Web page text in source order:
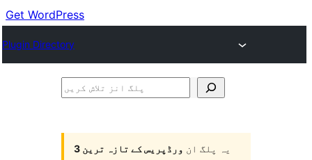
Get WordPress
Plugin Directory
پلگ
کریں
یہ پلگ ان
ورڈپریس کے تازہ ترین 3